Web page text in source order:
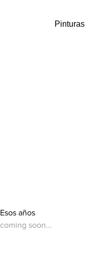
Pinturas
Esos años
coming soon...